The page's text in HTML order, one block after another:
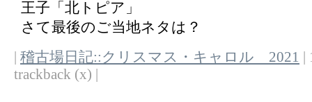
王子「北トピア」
さて最後のご当地ネタは？
稽古場日記::クリスマス・キャロル 2021
trackback (x) |